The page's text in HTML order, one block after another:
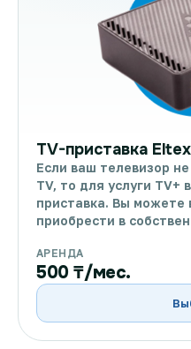
TV-приставка
Если ваш телевизор
TV, то для услуги TV+
приставка. Вы можете
приобрести в
АРЕНДА
500 ₸/мес.